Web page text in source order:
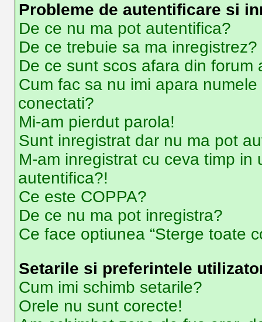
Probleme de autentificare si
De ce nu ma pot autentifica?
De ce trebuie sa ma inregistrez?
De ce sunt scos afara din forum
Cum fac sa nu imi apara
conectati?
Mi-am pierdut parola!
Sunt inregistrat dar nu ma pot
M-am inregistrat cu ceva timp
autentifica?!
Ce este COPPA?
De ce nu ma pot inregistra?
Ce face optiunea “Sterge toate
Setarile si preferintele
Cum imi schimb setarile?
Orele nu sunt corecte!